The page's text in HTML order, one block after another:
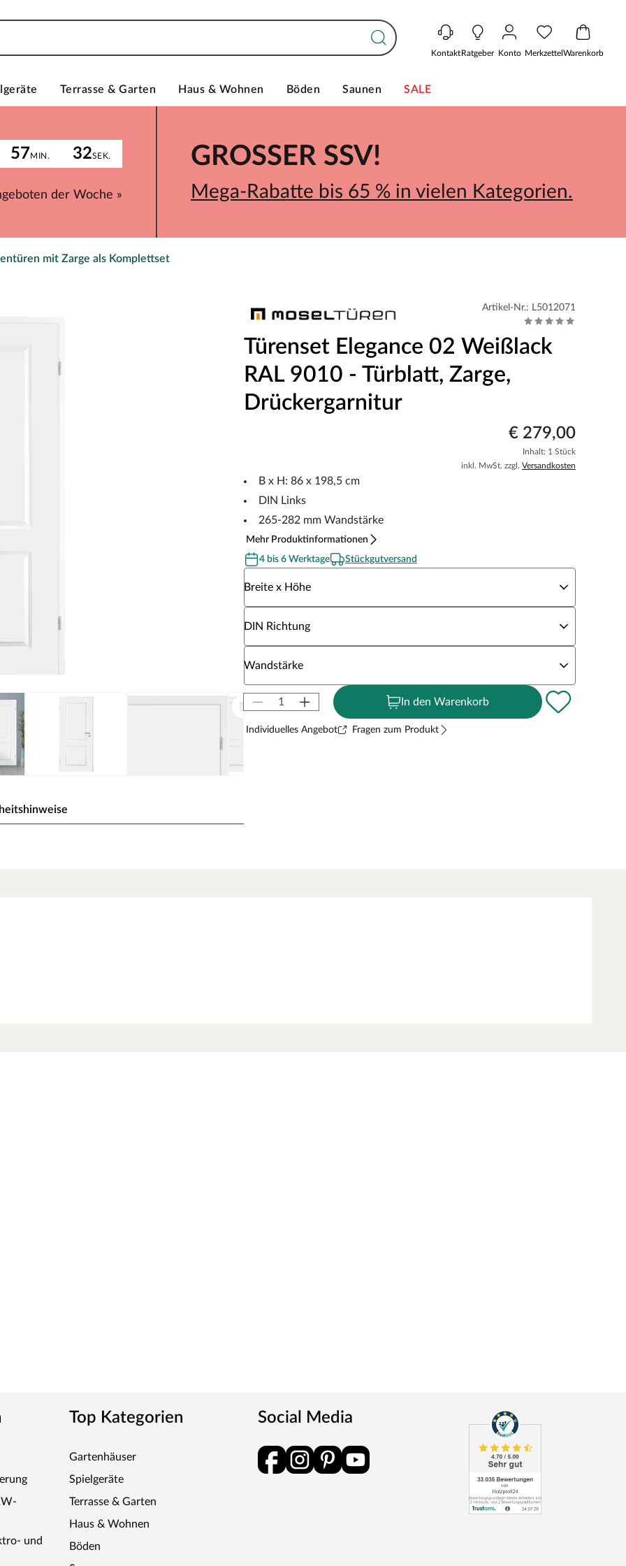
KontaktRatgeber Konto MerkzettelWarenkorb
Terrasse & Garten Haus & Wohnen Böden Saunen SALE
57MIN. 32SEK.
der Woche »
GROSSER SSV!
Mega-Rabatte bis 65 % in vielen Kategorien.
mit Zarge als Komplettset
gehalten, einem der gebräuchlichsten Weißtöne,
Note des Tons fügt sich die Oberfläche ideal in
einen besonders einheitlichen Überzug. Das
Türenkauf unbedingt beachten. Computer-,
Die Rosetten decken nur die
somit sehr robust und verleiht der Tür ein
Artikel-Nr.: L5012071
Türenset Elegance 02 Weißlack
RAL 9010 - Türblatt, Zarge,
Drückergarnitur
€ 279,00
Inhalt: 1 Stück
inkl. MwSt. zzgl. Versandkosten
B x H: 86 x 198,5 cm
DIN Links
265-282 mm Wandstärke
Mehr Produktinformationen
4 bis 6 Werktage
Stückgutversand
Breite x Höhe
DIN Richtung
Wandstärke
In den Warenkorb
Individuelles Angebot Fragen zum Produkt
und
Top Kategorien
Gartenhäuser
Spielgeräte
Terrasse & Garten
Haus & Wohnen
Böden
Social Media